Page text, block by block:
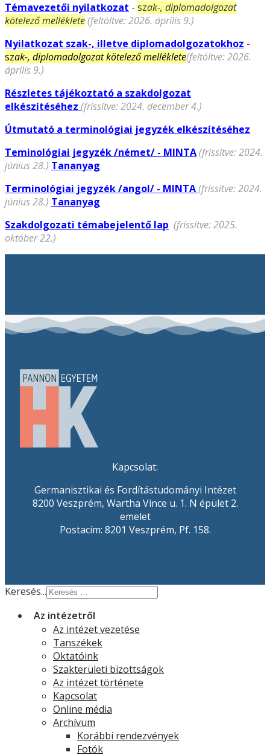
Témavezetői nyilatkozat - szak-, diplomadolgozat
kötelező melléklete(feltöltve: 2026. április 9.)
Nyilatkozat szak-, illetve diplomadolgozatokhoz -
szak-, diplomadolgozat kötelező melléklete(feltöltve: 2026.
április 9.)
Részletes tájékoztató a szakdolgozat
elkészítéséhez (frissítve: 2024. december 4.)
Útmutató a terminológiai jegyzék elkészítéséhez
Teminológiai jegyzék /német/ - MINTA(frissítve: 2024.
június 28.) Tananyag
Terminológiai jegyzék /angol/ - MINTA(frissítve: 2024.
június 28.) Tananyag
Szakdolgozati témabejelentő lap (frissítve: 2025.
október 22.)
Kapcsolat:
Germanisztikai és Fordítástudományi Intézet
8200 Veszprém, Wartha Vince u. 1. N épület 2.
emelet
Postacím: 8201 Veszprém, Pf. 158.
Keresés...
Az intézetről
Az intézet vezetése
Tanszékek
Oktatóink
Szakterületi bizottságok
Az intézet története
Kapcsolat
Online média
Archívum
Korábbi rendezvények
Fotók